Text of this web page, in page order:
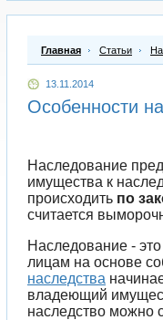
Главная Статьи
13.11.2014
Особенности
Наследование
имущества к
происходить по
считается
Наследование -
лицам на основе
наследства
владеющий
наследство можно